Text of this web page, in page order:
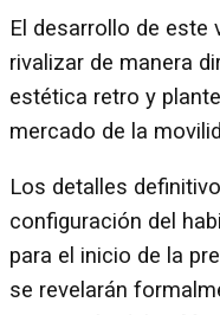
El desarrollo de este
rivalizar de manera
estética retro y
mercado de la
Los detalles
configuración del
para el inicio de la
se revelarán